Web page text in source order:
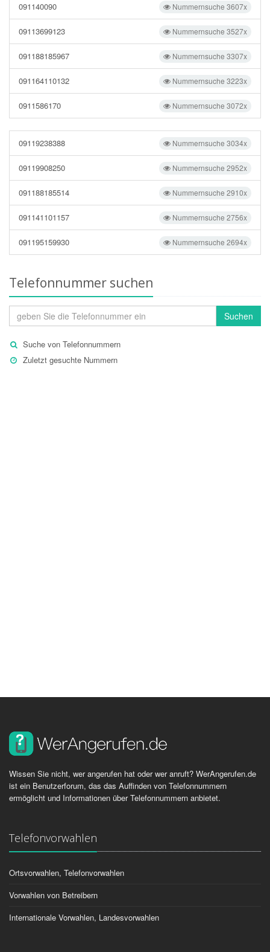
Nummernsuche 3607x
091140090
Nummernsuche 3527x
09113699123
Nummernsuche 3307x
091188185967
Nummernsuche 3223x
091164110132
Nummernsuche 3072x
0911586170
Nummernsuche 3034x
09119238388
Nummernsuche 2952x
09119908250
Nummernsuche 2910x
091188185514
Nummernsuche 2756x
091141101157
Nummernsuche 2694x
091195159930
Telefonnummer suchen
Suchen
Suche von Telefonnummern
Zuletzt gesuchte Nummern
Wissen Sie nicht, wer angerufen hat oder wer anruft? WerAngerufen.de
ist ein Benutzerforum, das das Auffinden von Telefonnummern
ermöglicht und Informationen über Telefonnummern anbietet.
Telefonvorwahlen
Ortsvorwahlen, Telefonvorwahlen
Vorwahlen von Betreibern
Internationale Vorwahlen, Landesvorwahlen